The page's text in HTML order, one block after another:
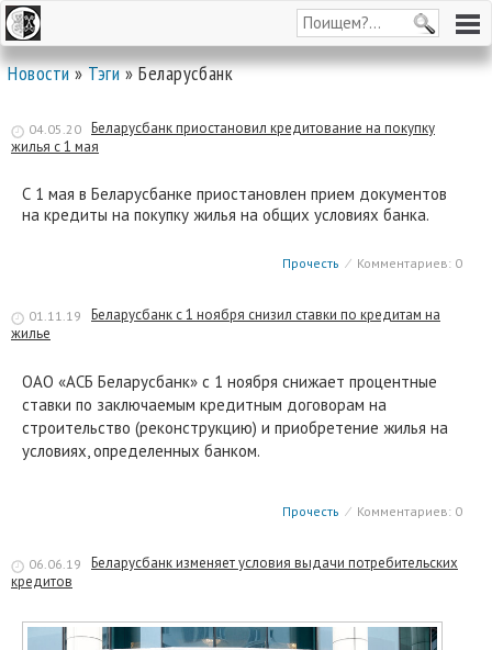
Новости»Тэги» Беларусбанк
04.05.20 Беларусбанк приостановил кредитование на покупку
жилья с 1 мая
С 1 мая в Беларусбанке приостановлен прием документов
на кредиты на покупку жилья на общих условиях банка.
Прочесть ⁄ Комментариев: 0
01.11.19
Беларусбанк с 1 ноября снизил ставки по кредитам на
жилье
ОАО «АСБ Беларусбанк» с 1 ноября снижает процентные
ставки по заключаемым кредитным договорам на
строительство (реконструкцию) и приобретение жилья на
условиях, определенных банком.
Прочесть ⁄ Комментариев: 0
06.06.19
Беларусбанк изменяет условия выдачи потребительских
кредитов